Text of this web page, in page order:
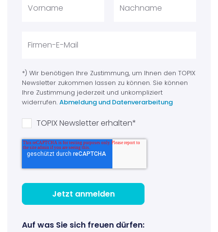
*) Wir benötigen Ihre Zustimmung, um Ihnen den TOPIX
Newsletter zukommen lassen zu können. Sie können
Ihre Zustimmung jederzeit und unkompliziert
widerrufen.Abmeldung und Datenverarbeitung
TOPIX Newsletter erhalten*
Auf was Sie sich freuen dürfen: